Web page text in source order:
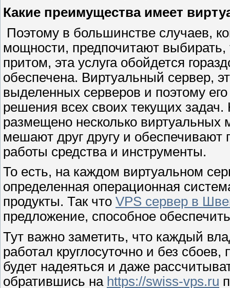
Какие преимущества имеет
Поэтому в большинстве случаев,
мощности, предпочитают
притом, эта услуга обойдется
обеспечена. Виртуальный сервер,
выделенных серверов и поэтому
решения всех своих текущих
размещено несколько
мешают друг другу и
работы средства и инструменты.
То есть, на каждом виртуальном
определенная операционная
продукты. Так что VPS сервер в
предложение, способное
Тут важно заметить, что каждый
работал круглосуточно и без
будет надеяться и даже
обратившись на https://swiss-vps.ru